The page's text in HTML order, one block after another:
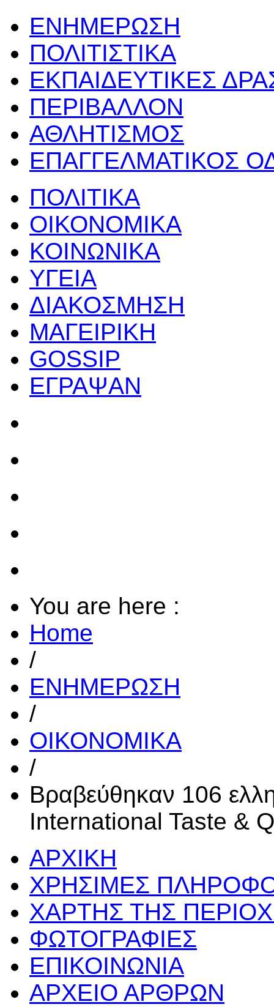
ΕΝΗΜΕΡΩΣΗ
ΠΟΛΙΤΙΣΤΙΚΑ
ΕΚΠΑΙΔΕΥΤΙΚΕΣ
ΠΕΡΙΒΑΛΛΟΝ
ΑΘΛΗΤΙΣΜΟΣ
ΕΠΑΓΓΕΛΜΑΤΙΚΟΣ
ΠΟΛΙΤΙΚΑ
ΟΙΚΟΝΟΜΙΚΑ
ΚΟΙΝΩΝΙΚΑ
ΥΓΕΙΑ
ΔΙΑΚΟΣΜΗΣΗ
ΜΑΓΕΙΡΙΚΗ
GOSSIP
ΕΓΡΑΨΑΝ
You are here :
Home
/
ΕΝΗΜΕΡΩΣΗ
/
ΟΙΚΟΝΟΜΙΚΑ
/
Βραβεύθηκαν 106
International Taste &
ΑΡΧΙΚΗ
ΧΡΗΣΙΜΕΣ
ΧΑΡΤΗΣ ΤΗΣ
ΦΩΤΟΓΡΑΦΙΕΣ
ΕΠΙΚΟΙΝΩΝΙΑ
ΑΡΧΕΙΟ ΑΡΘΡΩΝ